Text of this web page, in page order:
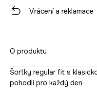
Vrácení a reklamace
O produktu
Šortky regular fit s
pohodlí pro každý den